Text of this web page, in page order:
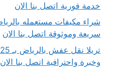
خدمة فورية اتصل بنا الان
سريعة وموثوقة اتصل بنا الان
وخبرة واحترافية اتصل بنا الان